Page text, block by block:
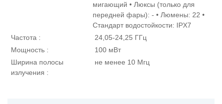
мигающий • Люксы (только для
передней фары): - • Люмены: 22 •
Стандарт водостойкости: IPX7
Частота :
24,05-24,25 ГГц
Мощность :
100 мВт
Ширина полосы
излучения :
не менее 10 Мгц